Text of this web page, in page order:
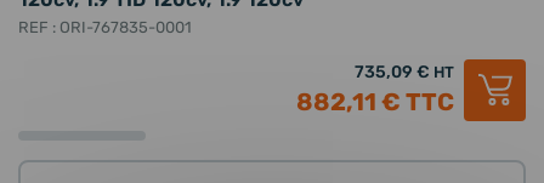
REF : ORI-767835-0001
735,09 € HT
882,11 € TTC